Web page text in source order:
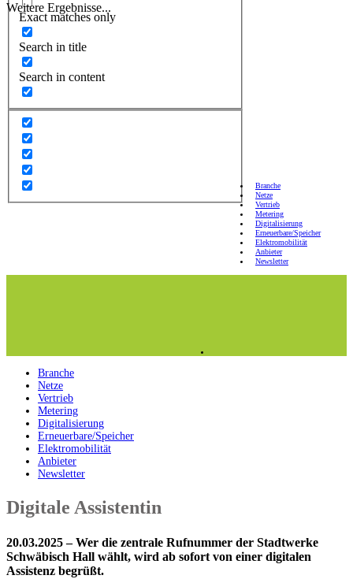
Weitere Ergebnisse...
Exact matches only
Search in title
Search in content
Branche
Netze
Vertrieb
Metering
Digitalisierung
Erneuerbare/Speicher
Elektromobilität
Anbieter
Newsletter
Branche
Netze
Vertrieb
Metering
Digitalisierung
Erneuerbare/Speicher
Elektromobilität
Anbieter
Newsletter
Digitale Assistentin
20.03.2025 – Wer die zentrale Rufnummer der Stadtwerke
Schwäbisch Hall wählt, wird ab sofort von einer digitalen
Assistenz begrüßt.